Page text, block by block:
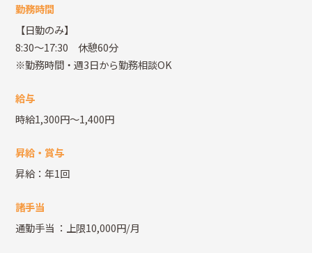
勤務時間
【日勤のみ】
8:30～17:30 休憩60分
※勤務時間・週3日から勤務相談OK
給与
時給1,300円～1,400円
昇給・賞与
昇給：年1回
諸手当
通勤手当 ：上限10,000円/月